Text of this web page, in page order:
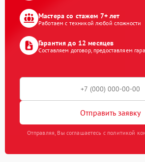
Мастера со стажем 7+ лет
Работаем с техникой любой сложности
Гарантия до 12 месяцев
Составляем договор, предоставляем
Отправить заявку
Отправляя, Вы соглашаетесь с политикой